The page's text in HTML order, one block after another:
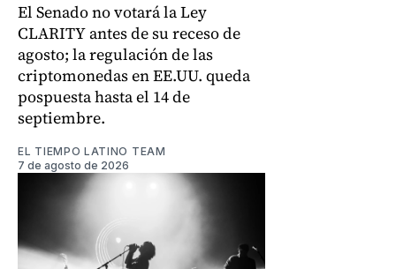
El Senado no votará la Ley
CLARITY antes de su receso de
agosto; la regulación de las
criptomonedas en EE.UU. queda
pospuesta hasta el 14 de
septiembre.
EL TIEMPO LATINO TEAM
7 de agosto de 2026